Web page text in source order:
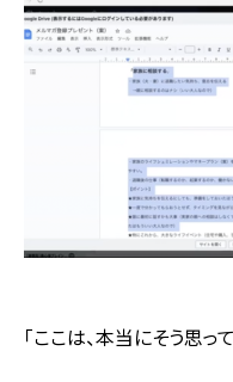
「ここは、本当にそう思って